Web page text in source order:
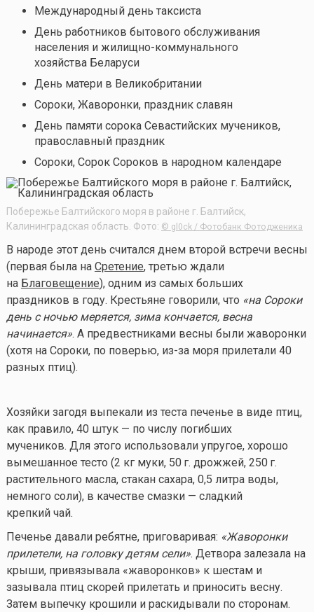
Международный день таксиста
День работников бытового обслуживания
населения и жилищно-коммунального
хозяйства Беларуси
День матери в Великобритании
Сороки, Жаворонки, праздник славян
День памяти сорока Севастийских мучеников,
православный праздник
Сороки, Сорок Сороков в народном календаре
Побережье Балтийского моря в районе г. Балтийск,
Калининградская область. Фото: © gl0ck / Фотобанк Фотодженика
В народе этот день считался днем второй встречи весны
(первая была на Сретение, третью ждали
на Благовещение), одним из самых больших
праздников в году. Крестьяне говорили, что «на Сороки
день с ночью меряется, зима кончается, весна
начинается». А предвестниками весны были жаворонки
(хотя на Сороки, по поверью, из-за моря прилетали 40
разных птиц).
Хозяйки загодя выпекали из теста печенье в виде птиц,
как правило, 40 штук — по числу погибших
мучеников. Для этого использовали упругое, хорошо
вымешанное тесто (2 кг муки, 50 г. дрожжей, 250 г.
растительного масла, стакан сахара, 0,5 литра воды,
немного соли), в качестве смазки — сладкий
крепкий чай.
Печенье давали ребятне, приговаривая: «Жаворонки
прилетели, на головку детям сели». Детвора залезала на
крыши, привязывала «жаворонков» к шестам и
зазывала птиц скорей прилетать и приносить весну.
Затем выпечку крошили и раскидывали по сторонам.